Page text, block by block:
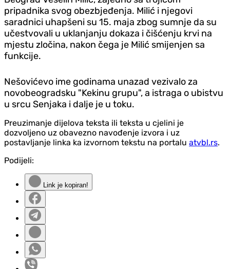
pripadnika svog obezbjeđenja. Milić i njegovi
saradnici uhapšeni su 15. maja zbog sumnje da su
učestvovali u uklanjanju dokaza i čišćenju krvi na
mjestu zločina, nakon čega je Milić smijenjen sa
funkcije.
Nešovićevo ime godinama unazad vezivalo za
novobeogradsku "Kekinu grupu", a istraga o ubistvu
u srcu Senjaka i dalje je u toku.
Preuzimanje dijelova teksta ili teksta u cjelini je
dozvoljeno uz obavezno navođenje izvora i uz
postavljanje linka ka izvornom tekstu na portalu atvbl.rs.
Podijeli:
Link je kopiran!